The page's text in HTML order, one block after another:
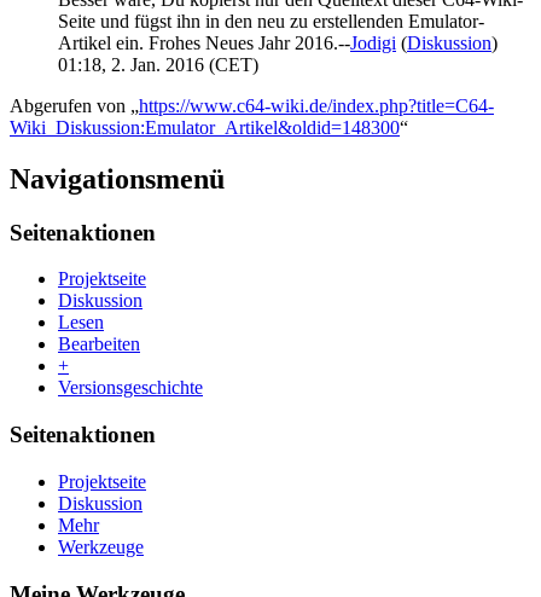
Seite und fügst ihn in den neu zu erstellenden Emulator-
Artikel ein. Frohes Neues Jahr 2016.--Jodigi (Diskussion)
01:18, 2. Jan. 2016 (CET)
Abgerufen von „https://www.c64-wiki.de/index.php?title=C64-
Wiki_Diskussion:Emulator_Artikel&oldid=148300“
Navigationsmenü
Seitenaktionen
Projektseite
Diskussion
Lesen
Bearbeiten
+
Versionsgeschichte
Seitenaktionen
Projektseite
Diskussion
Mehr
Werkzeuge